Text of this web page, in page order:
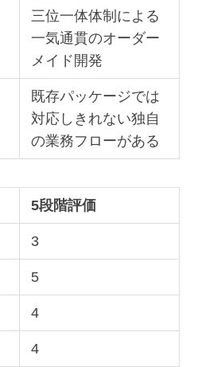
三位一体体制による
一気通貫のオーダー
メイド開発
既存パッケージでは
対応しきれない独自
の業務フローがある
5段階評価
3
5
4
4